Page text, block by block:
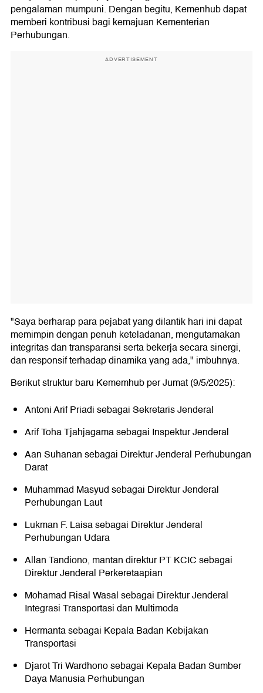
pengalaman mumpuni. Dengan begitu, Kemenhub dapat
memberi kontribusi bagi kemajuan Kementerian
Perhubungan.
ADVERTISEMENT
"Saya berharap para pejabat yang dilantik hari ini dapat
memimpin dengan penuh keteladanan, mengutamakan
integritas dan transparansi serta bekerja secara sinergi,
dan responsif terhadap dinamika yang ada," imbuhnya.
Berikut struktur baru Kememhub per Jumat (9/5/2025):
Antoni Arif Priadi sebagai Sekretaris Jenderal
Arif Toha Tjahjagama sebagai Inspektur Jenderal
Aan Suhanan sebagai Direktur Jenderal Perhubungan
Darat
Muhammad Masyud sebagai Direktur Jenderal
Perhubungan Laut
Lukman F. Laisa sebagai Direktur Jenderal
Perhubungan Udara
Allan Tandiono, mantan direktur PT KCIC sebagai
Direktur Jenderal Perkeretaapian
Mohamad Risal Wasal sebagai Direktur Jenderal
Integrasi Transportasi dan Multimoda
Hermanta sebagai Kepala Badan Kebijakan
Transportasi
Djarot Tri Wardhono sebagai Kepala Badan Sumber
Daya Manusia Perhubungan